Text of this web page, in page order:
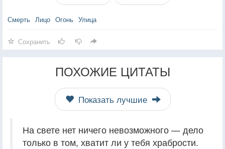
Смерть Лицо Огонь Улица
Сохранить
ПОХОЖИЕ ЦИТАТЫ
Показать лучшие
На свете нет ничего невозможного — дело
только в том, хватит ли у тебя храбрости.